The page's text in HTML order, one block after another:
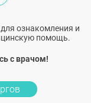
ознакомления и
помощь.
с врачом!